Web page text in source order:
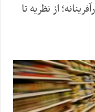
از نظریه تا